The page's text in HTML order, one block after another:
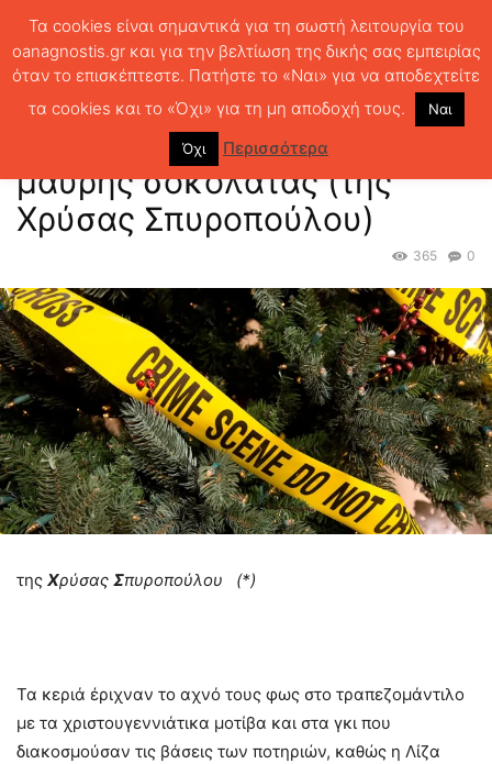
ΑΦΙΕΡΩΜΑ 3, Το άρωμα της μαύρης
σοκολάτας (της Χρύσας Σπυροπούλου)
ΑΦΙΕΡΩΜΑ 3, Το άρωμα της
μαύρης σοκολάτας (της
Χρύσας Σπυροπούλου)
0
365
της Χρύσας Σπυροπούλου (*)
Τα κεριά έριχναν το αχνό τους φως στο τραπεζομάντιλο
με τα χριστουγεννιάτικα μοτίβα και στα γκι που
διακοσμούσαν τις βάσεις των ποτηριών, καθώς η Λίζα
Τα cookies είναι σημαντικά για τη σωστή λειτουργία του
oanagnostis.gr και για την βελτίωση της δικής σας εμπειρίας
όταν το επισκέπτεστε. Πατήστε το «Ναι» για να αποδεχτείτε
τα cookies και το «Όχι» για τη μη αποδοχή τους.
Ναι
Όχι Περισσότερα